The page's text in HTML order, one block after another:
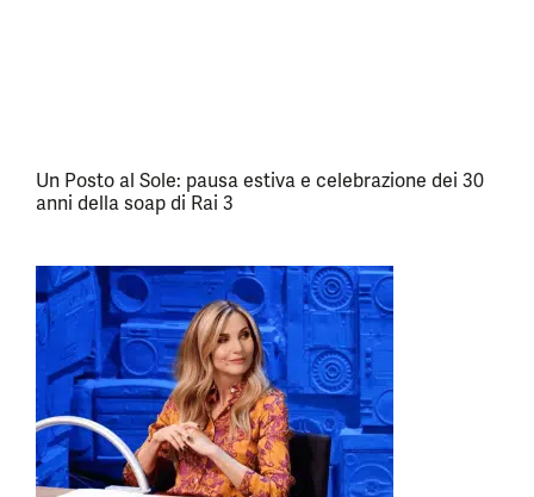
Un Posto al Sole: pausa estiva e celebrazione dei 30
anni della soap di Rai 3